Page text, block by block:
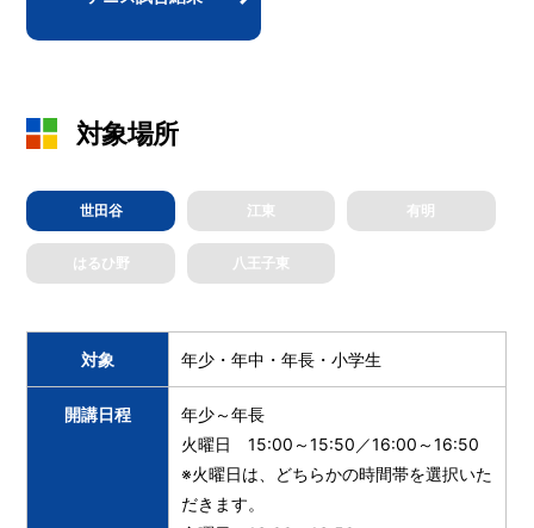
対象場所
世田谷 江東 有明
はるひ野 八王子東
対象 年少・年中・年長・小学生
開講日程
年少～年長
火曜日 15:00～15:50／16:00～16:50
※火曜日は、どちらかの時間帯を選択いた
だきます。